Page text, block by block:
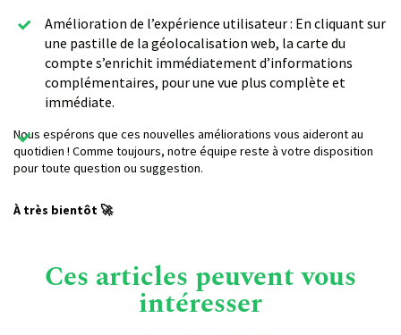
Amélioration de l’expérience utilisateur : En cliquant sur
une pastille de la géolocalisation web, la carte du
compte s’enrichit immédiatement d’informations
complémentaires, pour une vue plus complète et
immédiate.
Nous espérons que ces nouvelles améliorations vous aideront au
quotidien ! Comme toujours, notre équipe reste à votre disposition
pour toute question ou suggestion.
À très bientôt 🚀
Ces articles peuvent vous
intéresser